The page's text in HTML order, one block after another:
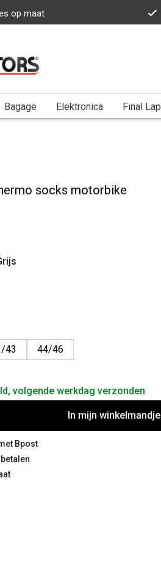
op maat
Bagage Elektronica Final Lap
socks motorbike
43 44/46
volgende werkdag verzonden
In mijn winkelmandje
Bpost